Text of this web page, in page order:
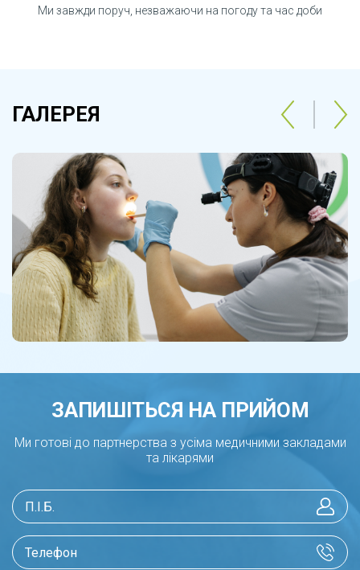
Ми завжди поруч, незважаючи на погоду та час доби
ГАЛЕРЕЯ
ЗАПИШІТЬСЯ НА ПРИЙОМ
Ми готові до партнерства з усіма медичними закладами
та лікарями